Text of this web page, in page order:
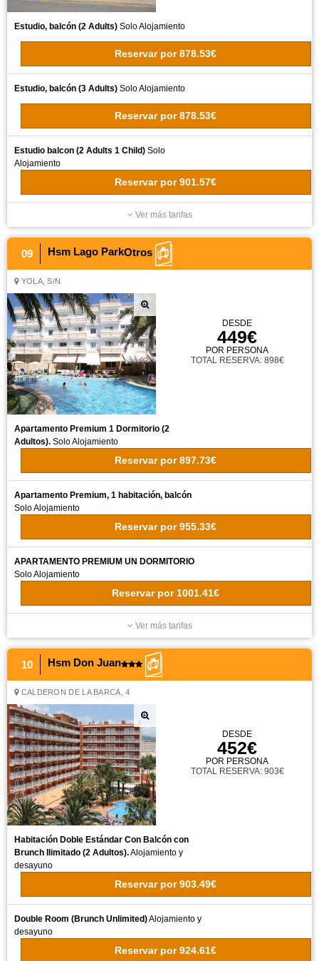
Estudio, balcón (2 Adults) Solo Alojamiento
Reservar por 878.53€
Estudio, balcón (3 Adults) Solo Alojamiento
Reservar por 878.53€
Estudio balcon (2 Adults 1 Child) Solo
Alojamiento
Reservar por 901.57€
Ver más tarifas
09 Hsm Lago ParkOtros
YOLA, S/N
DESDE
449€
POR PERSONA
TOTAL RESERVA: 898€
Apartamento Premium 1 Dormitorio (2
Adultos). Solo Alojamiento
Reservar por 897.73€
Apartamento Premium, 1 habitación, balcón
Solo Alojamiento
Reservar por 955.33€
APARTAMENTO PREMIUM UN DORMITORIO
Solo Alojamiento
Reservar por 1001.41€
Ver más tarifas
10 Hsm Don Juan
CALDERON DE LA BARCA, 4
DESDE
452€
POR PERSONA
TOTAL RESERVA: 903€
Habitación Doble Estándar Con Balcón con
Brunch Ilimitado (2 Adultos).Alojamiento y
desayuno
Reservar por 903.49€
Double Room (Brunch Unlimited)Alojamiento y
desayuno
Reservar por 924.61€